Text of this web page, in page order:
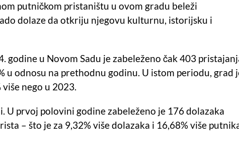
putničkom pristaništu u ovom gradu beleži
dolaze da otkriju njegovu kulturnu, istorijsku i
godine u Novom Sadu je zabeleženo čak 403
u odnosu na prethodnu godinu. U istom periodu, grad
nego u 2023.
U prvoj polovini godine zabeleženo je 176 dolazaka
– što je za 9,32% više dolazaka i 16,68% više